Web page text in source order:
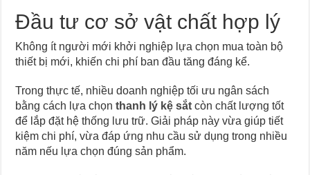
Đầu tư cơ sở vật chất hợp lý
Không ít người mới khởi nghiệp lựa chọn mua toàn bộ
thiết bị mới, khiến chi phí ban đầu tăng đáng kể.
Trong thực tế, nhiều doanh nghiệp tối ưu ngân sách
bằng cách lựa chọnthanh lý kệ sắt còn chất lượng tốt
để lắp đặt hệ thống lưu trữ. Giải pháp này vừa giúp tiết
kiệm chi phí, vừa đáp ứng nhu cầu sử dụng trong nhiều
năm nếu lựa chọn đúng sản phẩm.